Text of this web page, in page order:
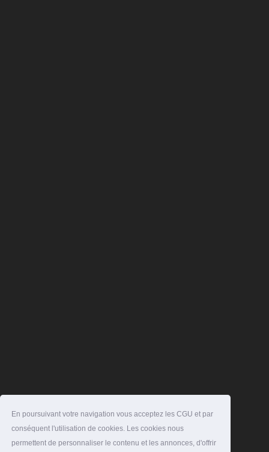
En poursuivant votre navigation vous acceptez les CGU et par
conséquent l'utilisation de cookies. Les cookies nous
permettent de personnaliser le contenu et les annonces, d'offrir